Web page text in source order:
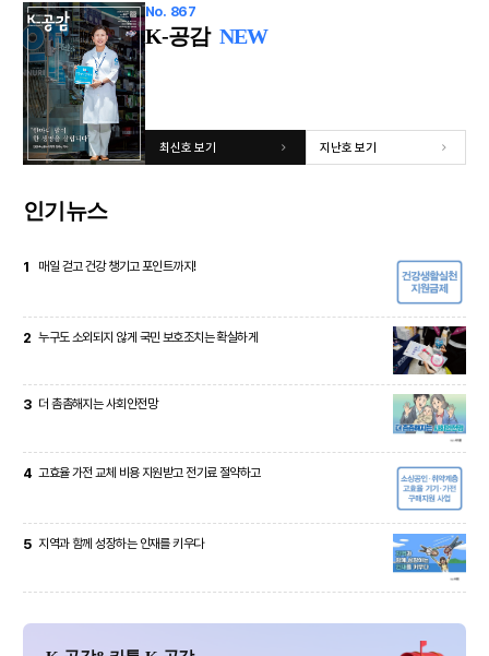
No. 867
K-공감 NEW
최신호 보기 지난호 보기
인기뉴스
1 매일 걷고 건강 챙기고 포인트까지!
2 누구도 소외되지 않게 국민 보호조치는 확실하게
3 더 촘촘해지는 사회안전망
4 고효율 가전 교체 비용 지원받고 전기료 절약하고
5 지역과 함께 성장하는 인재를 키우다